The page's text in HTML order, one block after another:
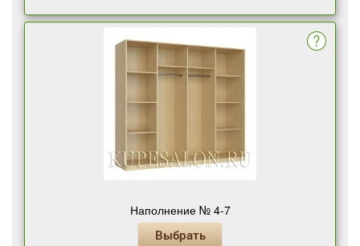
Наполнение № 4-7
Выбрать